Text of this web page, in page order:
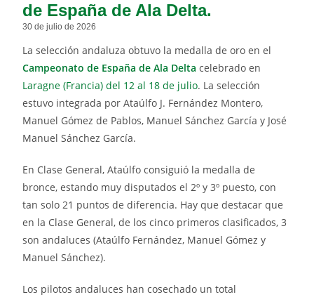
de España de Ala Delta.
30 de julio de 2026
La selección andaluza obtuvo la medalla de oro en el
Campeonato de España de Ala Delta celebrado en
Laragne (Francia) del 12 al 18 de julio. La selección
estuvo integrada por Ataúlfo J. Fernández Montero,
Manuel Gómez de Pablos, Manuel Sánchez García y José
Manuel Sánchez García.
En Clase General, Ataúlfo consiguió la medalla de
bronce, estando muy disputados el 2º y 3º puesto, con
tan solo 21 puntos de diferencia. Hay que destacar que
en la Clase General, de los cinco primeros clasificados, 3
son andaluces (Ataúlfo Fernández, Manuel Gómez y
Manuel Sánchez).
Los pilotos andaluces han cosechado un total